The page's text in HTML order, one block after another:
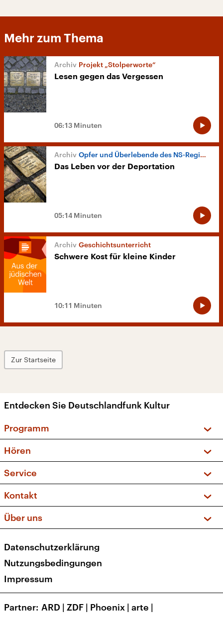
Mehr zum Thema
Projekt „Stolperworte“
Lesen gegen das Vergessen
06:13 Minuten
Opfer und Überlebende des NS-Regimes
Das Leben vor der Deportation
05:14 Minuten
Geschichtsunterricht
Schwere Kost für kleine Kinder
10:11 Minuten
Zur Startseite
Entdecken Sie Deutschlandfunk Kultur
Programm
Sendungen und Podcasts
Musikliste
Kakadu – Das Kinderprogramm
Hören
Frequenzen (UKW + DAB+)
Service
FAQ
Apps
Newsletter
Veranstaltungen
Kontakt
Social Media
Über uns
Presse
Karriere
Transparenz
Datenschutzerklärung
Nutzungsbedingungen
Impressum
Partner ARD | ZDF | Phoenix | arte |